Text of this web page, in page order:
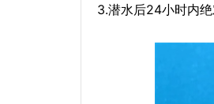
3.潜水后24小时内